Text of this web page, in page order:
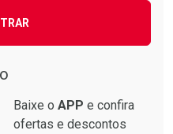
Baixe o APP e confira
ofertas e descontos